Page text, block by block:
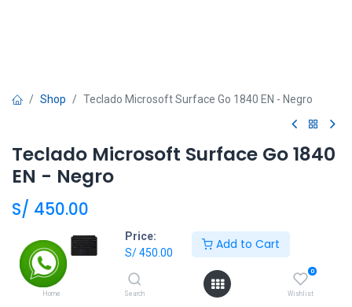
Price:
S/450.00
Add to Cart
Home Search
0
Wishlist
Shop Teclado Microsoft Surface Go 1840 EN - Negro
Teclado Microsoft Surface Go 1840
EN - Negro
S/ 450.00
Add to Cart
Agregar a la lista de deseos